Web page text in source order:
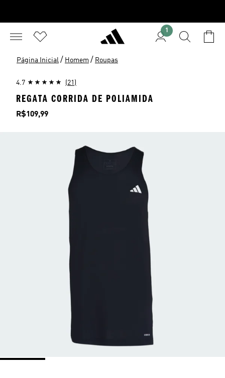
1
Página Inicial / Homem / Roupas
4.7 (21)
REGATA CORRIDA DE POLIAMIDA
Preço
R$109,99